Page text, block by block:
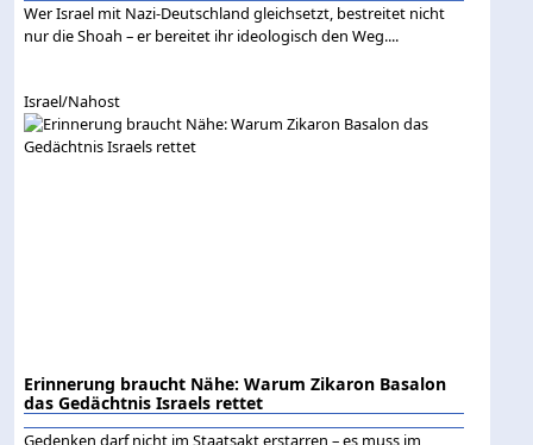
Wer Israel mit Nazi-Deutschland gleichsetzt, bestreitet nicht
nur die Shoah – er bereitet ihr ideologisch den Weg....
Israel/Nahost
Erinnerung braucht Nähe: Warum Zikaron Basalon
das Gedächtnis Israels rettet
Gedenken darf nicht im Staatsakt erstarren – es muss im